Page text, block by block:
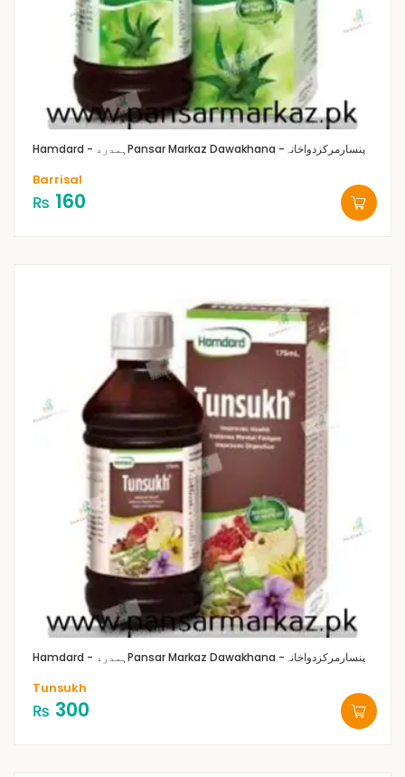
Hamdard - ہمدرد Pansar Markaz Dawakhana -پنسارمرکزدواخانہ
Barrisal
₨ 160
Hamdard - ہمدرد Pansar Markaz Dawakhana -پنسارمرکزدواخانہ
Tunsukh
₨ 300